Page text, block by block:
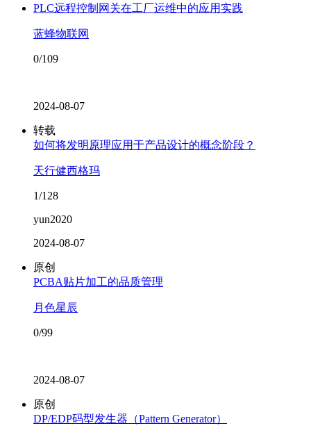
PLC远程控制网关在工厂运维中的应用实践
蓝蜂物联网
0/109
2024-08-07
转载
如何将发明原理应用于产品设计的概念阶段？
天行健西格玛
1/128
yun2020
2024-08-07
原创
PCBA贴片加工的品质管理
月色星辰
0/99
2024-08-07
原创
DP/EDP码型发生器（Pattern Generator）